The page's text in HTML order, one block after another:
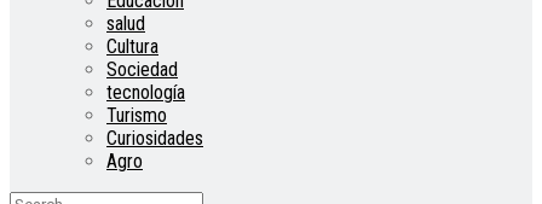
salud
Cultura
Sociedad
tecnología
Turismo
Curiosidades
Agro